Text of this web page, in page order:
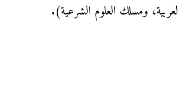
ومسلك العلوم الشرعية).